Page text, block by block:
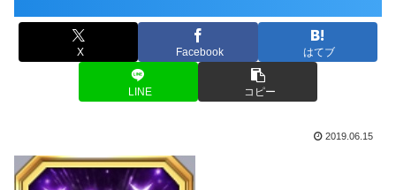
X Facebook はてブ
LINE コピー
2019.06.15